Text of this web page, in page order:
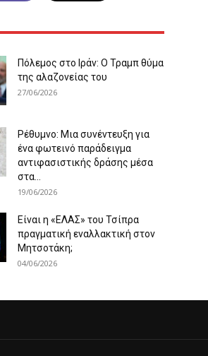
Πόλεμος στο Ιράν: Ο Τραμπ θύμα
της αλαζονείας του
27/06/2026
Ρέθυμνο: Μια συνέντευξη για
ένα φωτεινό παράδειγμα
αντιφασιστικής δράσης μέσα
στα...
19/06/2026
Είναι η «ΕΛΑΣ» του Τσίπρα
πραγματική εναλλακτική στον
Μητσοτάκη;
04/06/2026